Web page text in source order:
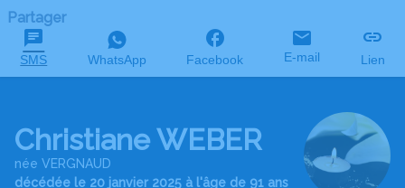
Partager
SMS WhatsApp Facebook E-mail Lien
Christiane WEBER
née VERGNAUD
décédée le 20 janvier 2025 à l'âge de 91 ans